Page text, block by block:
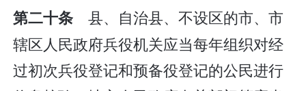
第二十条 县、自治县、不设区的市、市
辖区人民政府兵役机关应当每年组织对经
过初次兵役登记和预备役登记的公民进行